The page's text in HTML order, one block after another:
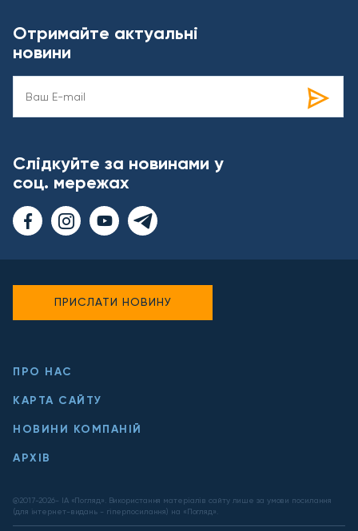
Отримайте актуальні
новини
Слідкуйте за новинами у
соц. мережах
ПРО НАС
КАРТА САЙТУ
НОВИНИ КОМПАНІЙ
АРХІВ
@2017-2026- ІА «Погляд». Використання матеріалів сайту лише за умови посилання
(для інтернет-видань - гіперпосилання) на «Погляд».
ПРИСЛАТИ НОВИНУ